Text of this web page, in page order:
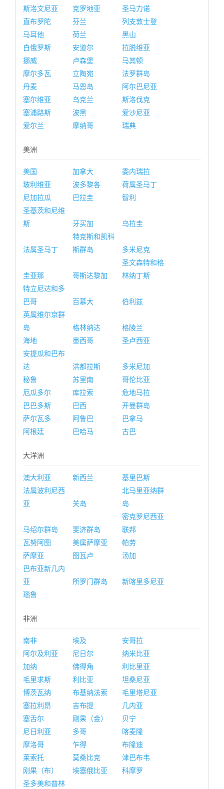
斯洛文尼亚
克罗地亚
圣马力诺
直布罗陀
芬兰
列支敦士登
马耳他
荷兰
黑山
白俄罗斯
安道尔
拉脱维亚
挪威
卢森堡
马其顿
摩尔多瓦
立陶宛
法罗群岛
丹麦
马恩岛
阿尔巴尼亚
塞尔维亚
乌克兰
斯洛伐克
塞浦路斯
波黑
爱沙尼亚
爱尔兰
摩纳哥 瑞典
美洲
美国 加拿大
委内瑞拉
玻利维亚
波多黎各
荷属圣马丁
尼加拉瓜
巴拉圭
智利
圣基茨和尼维
斯
牙买加 乌拉圭
法属圣马丁
特克斯和凯科
斯群岛
多米尼克
圭亚那 哥斯达黎加
圣文森特和格
林纳丁斯
特立尼达和多
巴哥
百慕大
伯利兹
英属维尔京群
岛
格林纳达
格陵兰
海地
墨西哥
圣卢西亚
安提瓜和巴布
达
洪都拉斯
多米尼加
秘鲁
苏里南
哥伦比亚
厄瓜多尔
库拉索
危地马拉
巴巴多斯
巴西
开曼群岛
萨尔瓦多
阿鲁巴
巴拿马
阿根廷
巴哈马 古巴
大洋洲
澳大利亚 新西兰
基里巴斯
法属波利尼西
亚
关岛
北马里亚纳群
岛
马绍尔群岛 斐济群岛
密克罗尼西亚
联邦
瓦努阿图
美属萨摩亚
帕劳
萨摩亚
图瓦卢
汤加
巴布亚新几内
亚
所罗门群岛
新喀里多尼亚
瑙鲁
非洲
南非 埃及
安哥拉
阿尔及利亚
尼日尔
纳米比亚
加纳
佛得角
利比里亚
毛里求斯
利比亚
坦桑尼亚
博茨瓦纳
布基纳法索
毛里塔尼亚
塞拉利昂
吉布提
几内亚
塞舌尔
刚果（金）
贝宁
尼日利亚
多哥
喀麦隆
摩洛哥
乍得
布隆迪
莱索托
莫桑比克
津巴布韦
刚果（布）
埃塞俄比亚
科摩罗
圣多美和普林